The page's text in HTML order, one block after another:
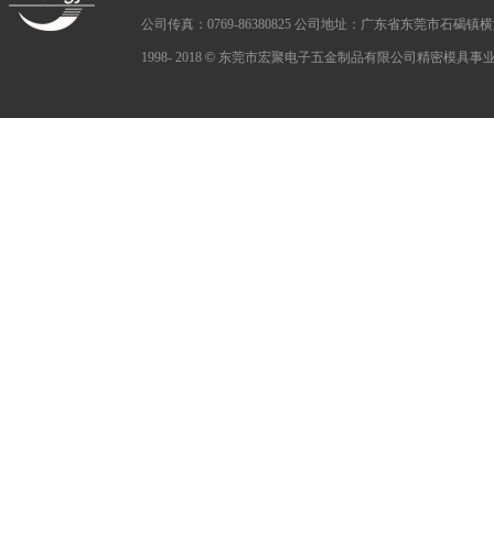
公司传真：0769-86380825 公司地址：广东省东莞市石碣镇
1998- 2018 © 东莞市宏聚电子五金制品有限公司精密模具事